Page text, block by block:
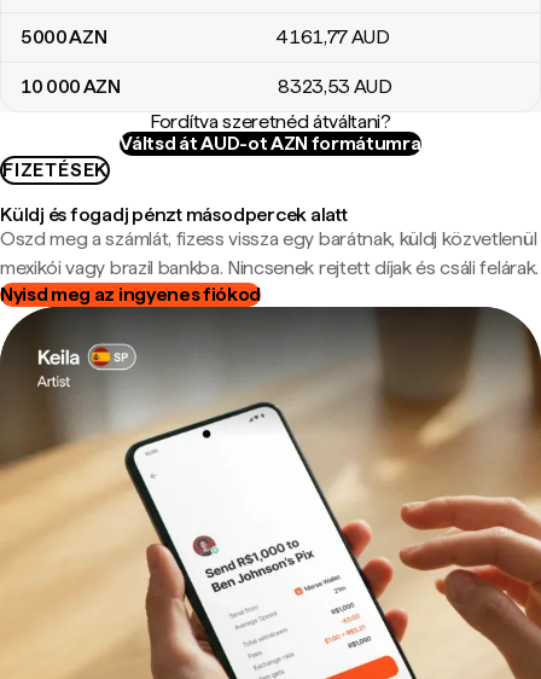
5000AZN 4161,77AUD
10 000AZN 8323,53 AUD
Fordítva szeretnéd átváltani?
Váltsd át AUD-ot AZN formátumra
FIZETÉSEK
Küldj és fogadj pénzt másodpercek alatt
Oszd meg a számlát, fizess vissza egy barátnak, küldj közvetlenül
mexikói vagy brazil bankba. Nincsenek rejtett díjak és csáli felárak.
Nyisd meg az ingyenes fiókod